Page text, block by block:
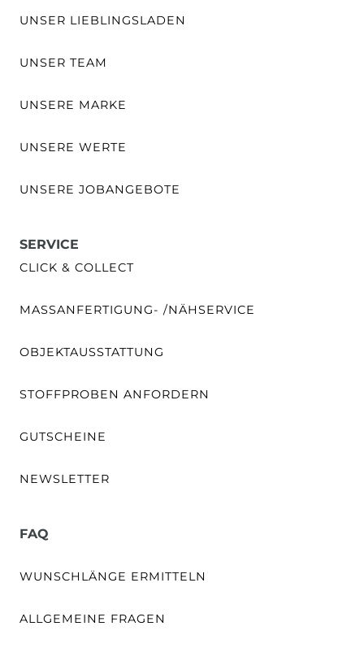
UNSER LIEBLINGSLADEN
UNSER TEAM
UNSERE MARKE
UNSERE WERTE
UNSERE JOBANGEBOTE
SERVICE
CLICK & COLLECT
MASSANFERTIGUNG- /NÄHSERVICE
OBJEKTAUSSTATTUNG
STOFFPROBEN ANFORDERN
GUTSCHEINE
NEWSLETTER
FAQ
WUNSCHLÄNGE ERMITTELN
ALLGEMEINE FRAGEN